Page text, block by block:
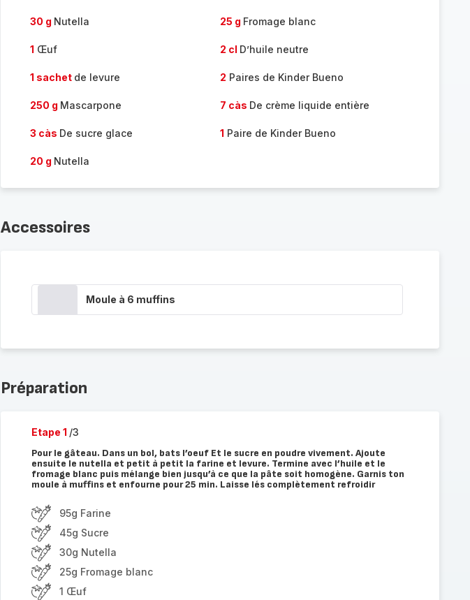
30 g Nutella 25 g Fromage blanc
1 Œuf 2 cl D’huile neutre
1 sachet de levure 2 Paires de Kinder Bueno
250 g Mascarpone 7 càs De crème liquide entière
3 càs De sucre glace 1 Paire de Kinder Bueno
20 g Nutella
Accessoires
Moule à 6 muffins
Préparation
Etape 1 /3
Pour le gâteau. Dans un bol, bats l’oeuf Et le sucre en poudre vivement. Ajoute
ensuite le nutella et petit à petit la farine et levure. Termine avec l’huile et le
fromage blanc puis mélange bien jusqu’à ce que la pâte soit homogène. Garnis ton
moule à muffins et enfourne pour 25 min. Laisse lés complètement refroidir
95g Farine
45g Sucre
30g Nutella
25g Fromage blanc
1 Œuf